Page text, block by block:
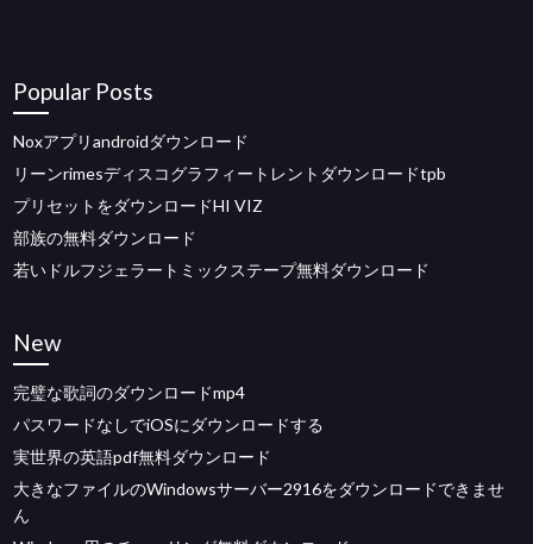
Popular Posts
Noxアプリandroidダウンロード
リーンrimesディスコグラフィートレントダウンロードtpb
プリセットをダウンロードHI VIZ
部族の無料ダウンロード
若いドルフジェラートミックステープ無料ダウンロード
New
完璧な歌詞のダウンロードmp4
パスワードなしでiOSにダウンロードする
実世界の英語pdf無料ダウンロード
大きなファイルのWindowsサーバー2916をダウンロードできませ
ん